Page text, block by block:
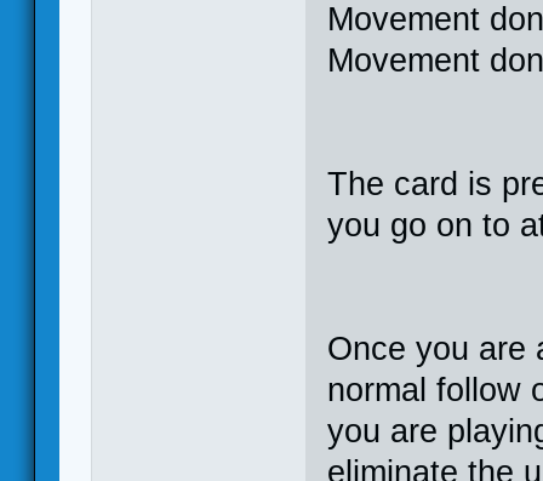
Movement
Movement
The card is
you go on to
Once you are
normal follow
you are
eliminate the